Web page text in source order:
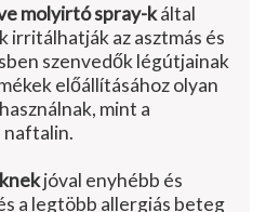
molyirtó spray-káltal
ir­ritálhatják az asztmás és
szenvedők légútjainak
előállításához olyan
mint a
naftalin.
jóval enyhébb és
a legtöbb allergiás beteg